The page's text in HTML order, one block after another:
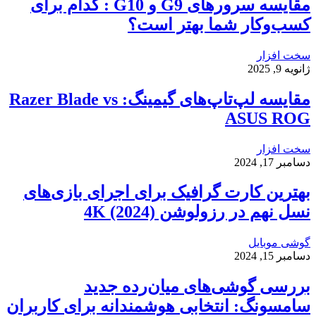
مقایسه سرورهای G9 و G10 : کدام برای
کسب‌وکار شما بهتر است؟
سخت افزار
ژانویه 9, 2025
مقایسه لپ‌تاپ‌های گیمینگ: Razer Blade vs
ASUS ROG
سخت افزار
دسامبر 17, 2024
بهترین کارت گرافیک برای اجرای بازی‌های
نسل نهم در رزولوشن 4K (2024)
گوشی موبایل
دسامبر 15, 2024
بررسی گوشی‌های میان‌رده جدید
سامسونگ: انتخابی هوشمندانه برای کاربران